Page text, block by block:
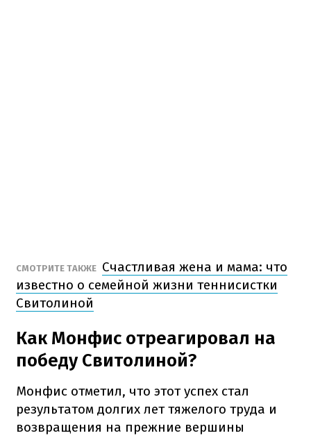
СМОТРИТЕ ТАКЖЕ Счастливая жена и мама: что
известно о семейной жизни теннисистки
Свитолиной
Как Монфис отреагировал на
победу Свитолиной?
Монфис отметил, что этот успех стал
результатом долгих лет тяжелого труда и
возвращения на прежние вершины